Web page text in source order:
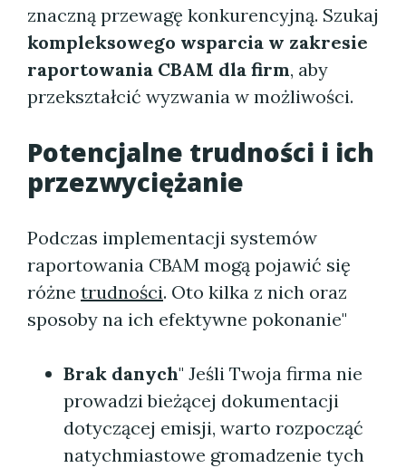
znaczną przewagę konkurencyjną. Szukaj
kompleksowego wsparcia w zakresie
raportowania CBAM dla firm, aby
przekształcić wyzwania w możliwości.
Potencjalne trudności i ich
przezwyciężanie
Podczas implementacji systemów
raportowania CBAM mogą pojawić się
różne trudności. Oto kilka z nich oraz
sposoby na ich efektywne pokonanie"
Brak danych" Jeśli Twoja firma nie
prowadzi bieżącej dokumentacji
dotyczącej emisji, warto rozpocząć
natychmiastowe gromadzenie tych